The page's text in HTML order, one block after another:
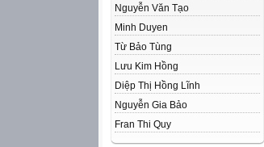
Nguyễn Văn Tạo
Minh Duyen
Từ Bảo Tùng
Lưu Kim Hồng
Diệp Thị Hồng Lĩnh
Nguyễn Gia Bảo
Fran Thi Quy